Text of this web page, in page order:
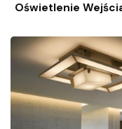
Oświetlenie